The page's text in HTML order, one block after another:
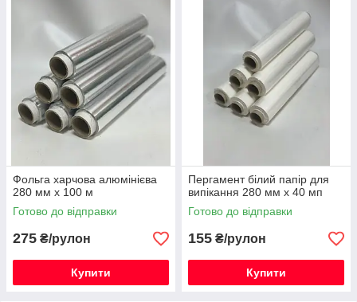
Фольга харчова алюмінієва
280 мм х 100 м
Готово до відправки
275 ₴/рулон
Купити
Пергамент білий папір для
випікання 280 мм х 40 мп
Готово до відправки
155 ₴/рулон
Купити